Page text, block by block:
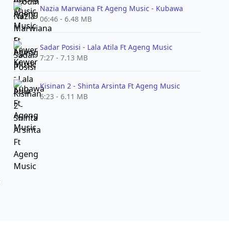
Nazia Marwiana Ft Ageng Music - Kubawa
06:46 - 6.48 MB
Sadar Posisi - Lala Atila Ft Ageng Music
7:27 - 7.13 MB
Kisinan 2 - Shinta Arsinta Ft Ageng Music
6:23 - 6.11 MB